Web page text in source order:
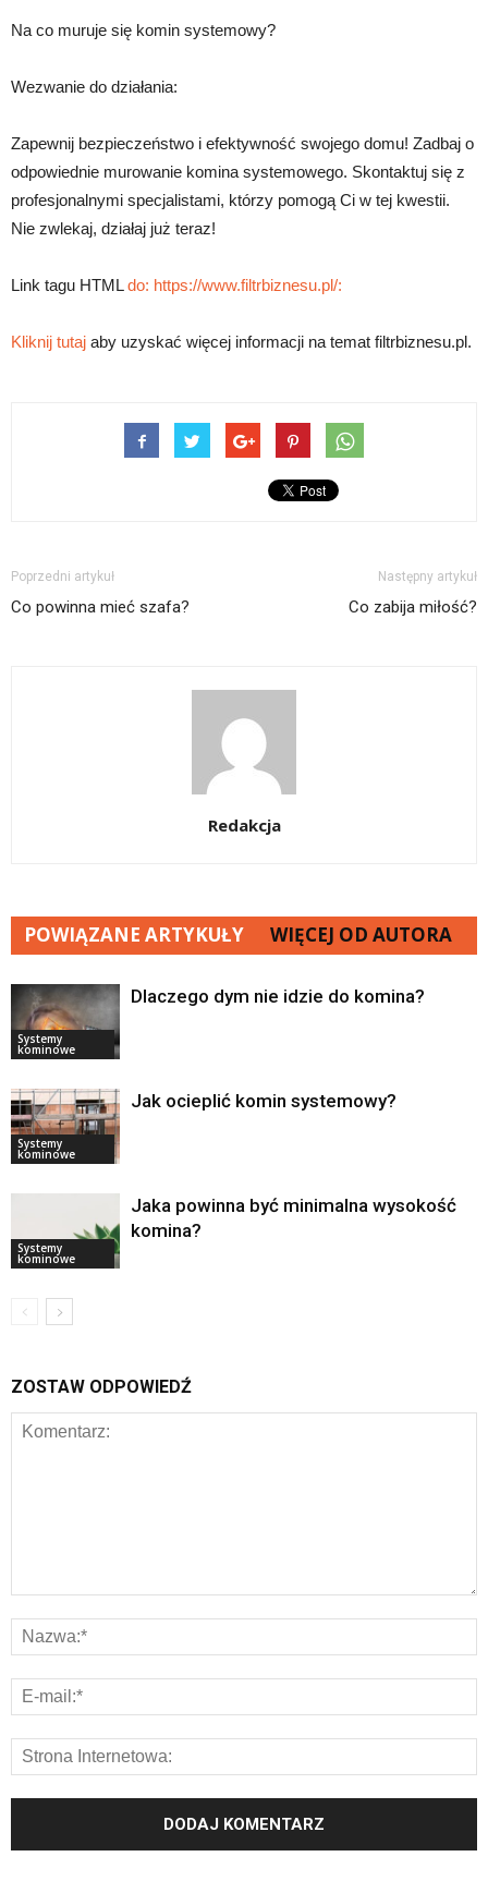
Na co muruje się komin systemowy?
Wezwanie do działania:
Zapewnij bezpieczeństwo i efektywność swojego domu! Zadbaj o
odpowiednie murowanie komina systemowego. Skontaktuj się z
profesjonalnymi specjalistami, którzy pomogą Ci w tej kwestii.
Nie zwlekaj, działaj już teraz!
Link tagu HTMLdo: https://www.filtrbiznesu.pl/:
Kliknij tutaj aby uzyskać więcej informacji na temat filtrbiznesu.pl.
Poprzedni artykuł
Co powinna mieć szafa?
Następny artykuł
Co zabija miłość?
Redakcja
POWIĄZANE ARTYKUŁY WIĘCEJ OD AUTORA
Systemy
kominowe
Dlaczego dym nie idzie do komina?
Systemy
kominowe
Jak ocieplić komin systemowy?
Systemy
kominowe
Jaka powinna być minimalna wysokość
komina?
ZOSTAW ODPOWIEDŹ